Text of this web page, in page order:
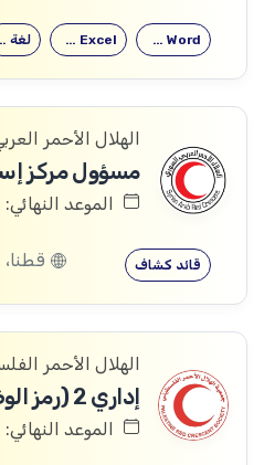
لغة Microsoft Excel Microsoft Word
الهلال الأحمر
مسؤول مركز
الموعد النهائي: 09/08/2026
قائد كشاف
الهلال الأحمر
إداري 2 (رمز الوظيفة: AN-047)
الموعد النهائي: 07/08/2026